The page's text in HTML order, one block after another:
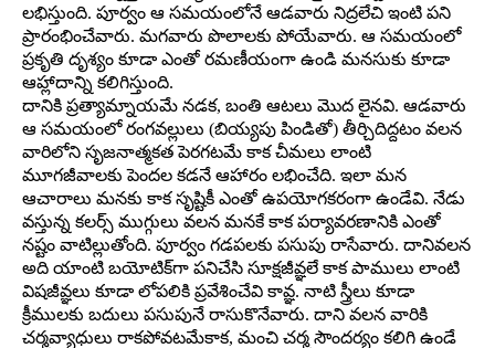
లభిస్తుంది. పూర్వం ఆ సమయంలోనే ఆడవారు నిద్రలేచి ఇంటి పని
ప్రారంభించేవారు. మగవారు పొలాలకు పోయేవారు. ఆ సమయంలో
ప్రకృతి దృశ్యం కూడా ఎంతో రమణీయంగా ఉండి మనసుకు కూడా
ఆహ్లాదాన్ని కలిగిస్తుంది.
దానికి ప్రత్యామ్నాయమే నడక, బంతి ఆటలు మొద లైనవి. ఆడవారు
ఆ సమయంలో రంగవల్లులు (బియ్యపు పిండితో) తీర్చిదిద్దటం వలన
వారిలోని సృజనాత్మకత పెరగటమే కాక చీమలు లాంటి
మూగజీవాలకు పెందల కడనే ఆహారం లభించేది. ఇలా మన
ఆచారాలు మనకు కాక సృష్టికీ ఎంతో ఉపయోగకరంగా ఉండేవి. నేడు
వస్తున్న కలర్స్‌ ముగ్గులు వలన మనకే కాక పర్యావరణానికి ఎంతో
నష్టం వాటిల్లుతోంది. పూర్వం గడపలకు పసుపు రాసేవారు. దానివలన
అది యాంటి బయోటిక్‌గా పనిచేసి సూక్షజీవ్ఞలే కాక పాములు లాంటి
విషజీవ్ఞలు కూడా లోపలికి ప్రవేశించేవి కావ్ఞ. నాటి స్త్రీలు కూడా
క్రీములకు బదులు పసుపునే రాసుకొనేవారు. దాని వలన వారికి
చర్మవ్యాధులు రాకపోవటమేకాక, మంచి చర్మ సౌందర్యం కలిగి ఉండే